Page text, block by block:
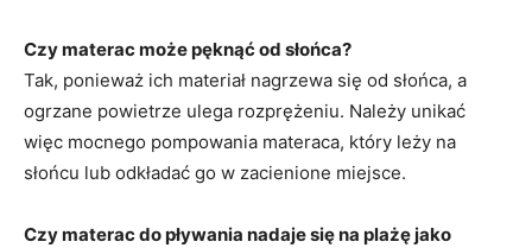
Czy materac może pęknąć od słońca?
Tak, ponieważ ich materiał nagrzewa się od słońca, a
ogrzane powietrze ulega rozprężeniu. Należy unikać
więc mocnego pompowania materaca, który leży na
słońcu lub odkładać go w zacienione miejsce.
Czy materac do pływania nadaje się na plażę jako